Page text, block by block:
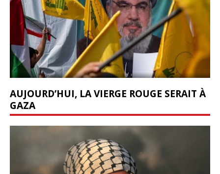
AUJOURD’HUI, LA VIERGE ROUGE SERAIT À
GAZA